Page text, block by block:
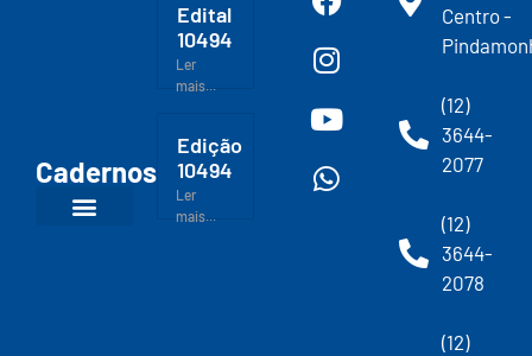
Cadernos
Edital
10494
Ler
mais...
Edição
10494
Ler
mais...
Centro -
(12)
3644-
2077
(12)
3644-
2078
(12)